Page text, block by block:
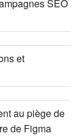
SEO
et
au piège de
de Figma